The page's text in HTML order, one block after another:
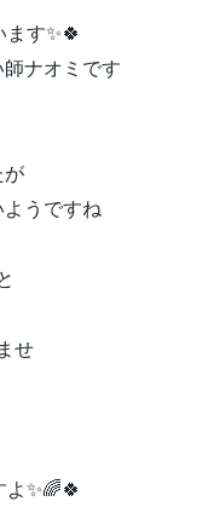
す✨🍀
ナオミです
が
うですね
せ
✨🌈🍀